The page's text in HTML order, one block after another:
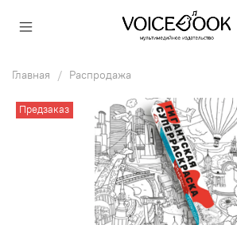
Главная Распродажа
Предзаказ